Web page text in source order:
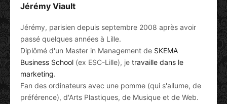
Jérémy Viault
Jérémy, parisien depuis septembre 2008 après avoir
passé quelques années à Lille.
Diplômé d'un Master in Management de SKEMA
Business School (ex ESC-Lille), je travaille dans le
marketing.
Fan des ordinateurs avec une pomme (qui s'allume, de
préférence), d'Arts Plastiques, de Musique et de Web.